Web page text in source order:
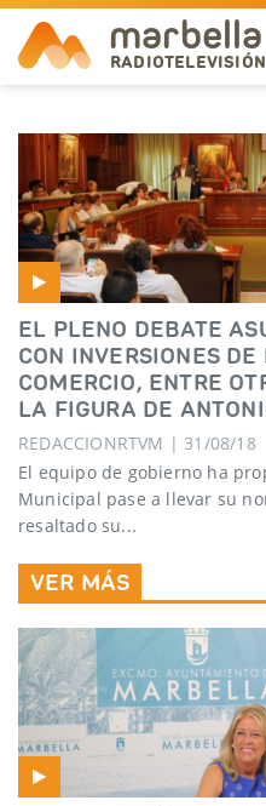
marbella
RADIOTELEVISIÓN
A
EL PLENO DEBATE
CON INVERSIONES
COMERCIO, ENTRE
LA FIGURA DE
REDACCIONRTVM | 31/08/18
El equipo de gobierno ha
Municipal pase a llevar su
resaltado su...
VER MÁS